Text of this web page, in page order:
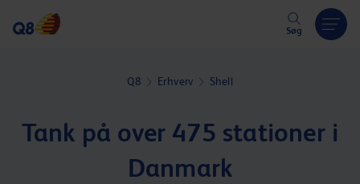
Søg
Q8 Erhverv Shell
Tank på over 475 stationer i
Danmark